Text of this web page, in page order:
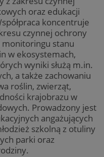
oraz edukacji
koncentruje
czynnej ochrony
stanu
w ekosystemach,
wyniki służą m.in.
a także zachowaniu
roślin, zwierząt,
krajobrazu w
Prowadzony jest
angażujących
szkolną z otuliny
parki oraz